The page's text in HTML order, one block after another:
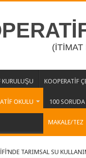
(İTİMAT
KURULUŞU KOOPERATİF
OKULU 100 SORUDA
MAKALE/TEZ
TARIMSAL SU